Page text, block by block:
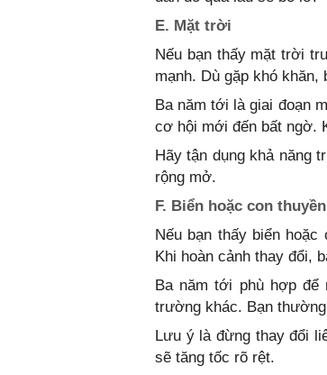
E. Mặt trời
Nếu bạn thấy mặt trời
mạnh. Dù gặp khó khăn,
Ba năm tới là giai đoạn
cơ hội mới đến bất ngờ.
Hãy tận dụng khả năng
rộng mở.
F. Biển hoặc con thuyền
Nếu bạn thấy biển
Khi hoàn cảnh thay đổi,
Ba năm tới phù hợp để
trường khác. Bạn
Lưu ý là đừng thay đổi
sẽ tăng tốc rõ rệt.